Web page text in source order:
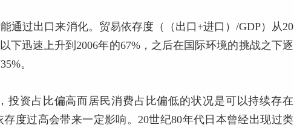
通过出口来消化。贸易依存度（（出口+进口）/GDP）从20
下迅速上升到2006年的67%，之后在国际环境的挑战之下逐
。
投资占比偏高而居民消费占比偏低的状况是可以持续存在
度过高会带来一定影响。20世纪80年代日本曾经出现过类